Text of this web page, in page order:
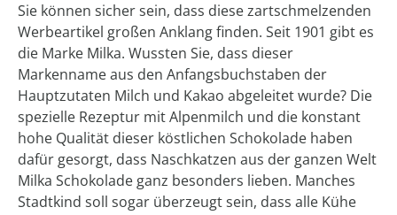
Sie können sicher sein, dass diese zartschmelzenden
Werbeartikel großen Anklang finden. Seit 1901 gibt es
die Marke Milka. Wussten Sie, dass dieser
Markenname aus den Anfangsbuchstaben der
Hauptzutaten Milch und Kakao abgeleitet wurde? Die
spezielle Rezeptur mit Alpenmilch und die konstant
hohe Qualität dieser köstlichen Schokolade haben
dafür gesorgt, dass Naschkatzen aus der ganzen Welt
Milka Schokolade ganz besonders lieben. Manches
Stadtkind soll sogar überzeugt sein, dass alle Kühe